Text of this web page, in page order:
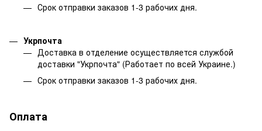
Срок отправки заказов 1-3 рабочих дня.
Укрпочта
Доставка в отделение осуществляется службой
доставки "Укрпочта" (Работает по всей Украине.)
Срок отправки заказов 1-3 рабочих дня.
Оплата